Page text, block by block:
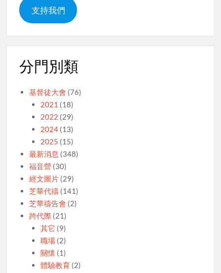
支持我們
分門別類
基督徒大會 (76)
2021 (18)
2022 (29)
2024(13)
2025 (15)
最新消息 (348)
福音營 (30)
經文圖片 (29)
芝華代禱 (141)
芝華禱告會 (2)
跨代際 (21)
其它 (9)
職場(2)
關懷 (1)
體驗教育(2)